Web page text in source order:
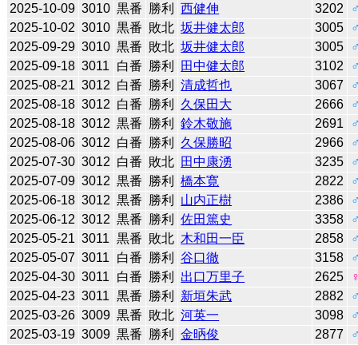
2025-10-09 3010 黒番 勝利 西健伸 3202
2025-10-02 3010 黒番 敗北 坂井健太郎 3005
2025-09-29 3010 黒番 敗北 坂井健太郎 3005
2025-09-18 3011 白番 勝利 田中健太郎 3102
2025-08-21 3012 白番 勝利 清成哲也 3067
2025-08-18 3012 白番 勝利 久保田大 2666
2025-08-18 3012 黒番 勝利 鈴木敬施 2691
2025-08-06 3012 白番 勝利 久保勝昭 2966
2025-07-30 3012 白番 敗北 田中康湧 3235
2025-07-09 3012 黒番 勝利 橋本寛 2822
2025-06-18 3012 黒番 勝利 山内正樹 2386
2025-06-12 3012 黒番 勝利 佐田篤史 3358
2025-05-21 3011 黒番 敗北 木和田一臣 2858
2025-05-07 3011 白番 勝利 谷口徹 3158
2025-04-30 3011 白番 勝利 出口万里子 2625
2025-04-23 3011 黒番 勝利 新垣朱武 2882
2025-03-26 3009 黒番 敗北 河英一 3098
2025-03-19 3009 黒番 勝利 金昞俊 2877